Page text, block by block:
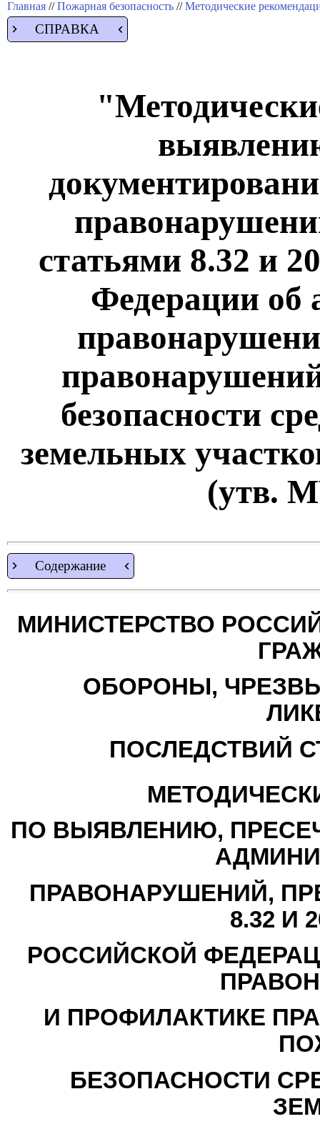
Главная //Пожарная безопасность //Методические
СПРАВКА
статьями 8.32 и
Федерации об
безопасности
земельных
(утв.
Содержание
МИНИСТЕРСТВО
ОБОРОНЫ,
ПОСЛЕДСТВИЙ
ПО ВЫЯВЛЕНИЮ,
ПРАВОНАРУШЕНИЙ,
8.32 И
РОССИЙСКОЙ
И ПРОФИЛАКТИКЕ
БЕЗОПАСНОСТИ